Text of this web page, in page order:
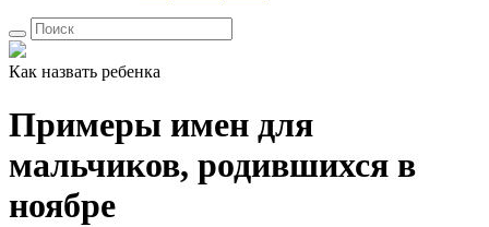
Как назвать ребенка
Примеры имен для
мальчиков, родившихся в
ноябре